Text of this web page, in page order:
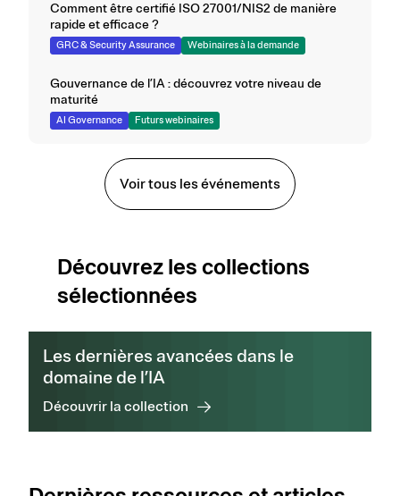
Comment être certifié ISO 27001/NIS2 de manière
rapide et efficace ?
GRC & Security Assurance Webinaires à la demande
Gouvernance de l’IA : découvrez votre niveau de
maturité
AI Governance Futurs webinaires
Voir tous les événements
Découvrez les collections
sélectionnées
Les dernières avancées dans le
domaine de l’IA
Découvrir la collection